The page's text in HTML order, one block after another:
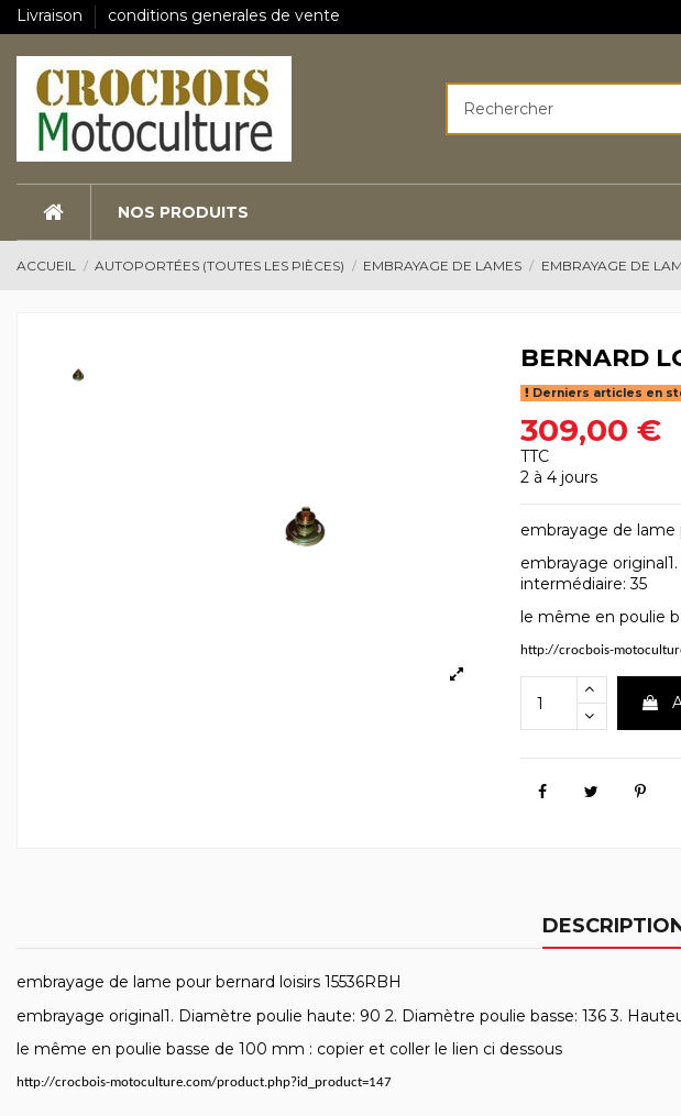
Livraison conditions generales de vente
NOS PRODUITS
ACCUEIL AUTOPORTÉES (TOUTES LES PIÈCES) EMBRAYAGE DE LAMES EMBRAYAGE DE
BERNARD
Derniers articles en
309,00 €
TTC
2 à 4 jours
embrayage de lame
embrayage
intermédiaire: 35
le même en poulie
http://crocbois-
embrayage de lame pour bernard loisirs 15536RBH
embrayage original1. Diamètre poulie haute: 90 2. Diamètre poulie basse: 136 3.
le même en poulie basse de 100 mm : copier et coller le lien ci dessous
http://crocbois-motoculture.com/product.php?id_product=147